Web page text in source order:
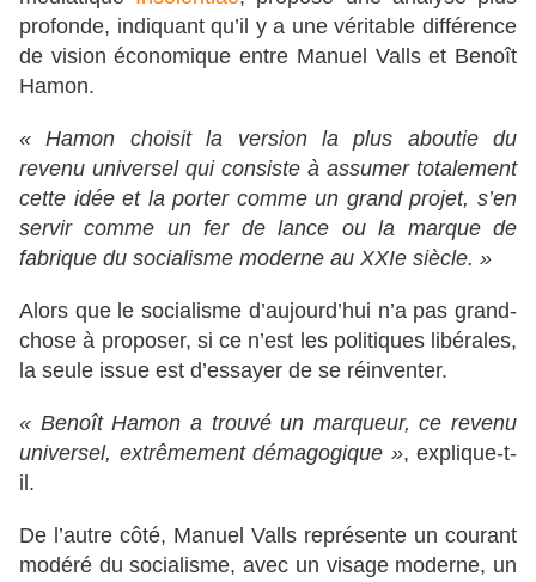
profonde, indiquant qu’il y a une véritable différence
de vision économique entre Manuel Valls et Benoît
Hamon.
« Hamon choisit la version la plus aboutie du
revenu universel qui consiste à assumer totalement
cette idée et la porter comme un grand projet, s’en
servir comme un fer de lance ou la marque de
fabrique du socialisme moderne au XXIe siècle. »
Alors que le socialisme d’aujourd’hui n’a pas grand-
chose à proposer, si ce n’est les politiques libérales,
la seule issue est d’essayer de se réinventer.
« Benoît Hamon a trouvé un marqueur, ce revenu
universel, extrêmement démagogique », explique-t-
il.
De l’autre côté, Manuel Valls représente un courant
modéré du socialisme, avec un visage moderne, un